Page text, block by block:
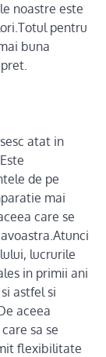
noastre este
pentru
buna
atat in
de pe
mai
care se
lucrurile
in primii ani
astfel si
aceea
sa se
flexibilitate